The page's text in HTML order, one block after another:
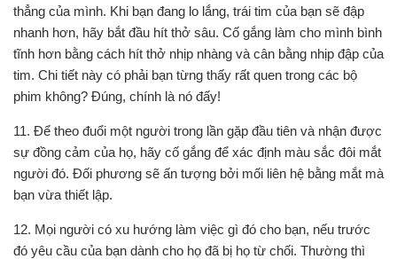
thẳng của mình. Khi bạn đang lo lắng, trái tim của bạn sẽ đập
nhanh hơn, hãy bắt đầu hít thở sâu. Cố gắng làm cho mình bình
tĩnh hơn bằng cách hít thở nhịp nhàng và cân bằng nhịp đập của
tim. Chi tiết này có phải bạn từng thấy rất quen trong các bộ
phim không? Đúng, chính là nó đấy!
11. Để theo đuổi một người trong lần gặp đầu tiên và nhận được
sự đồng cảm của họ, hãy cố gắng để xác định màu sắc đôi mắt
người đó. Đối phương sẽ ấn tượng bởi mối liên hệ bằng mắt mà
bạn vừa thiết lập.
12. Mọi người có xu hướng làm việc gì đó cho bạn, nếu trước
đó yêu cầu của bạn dành cho họ đã bị họ từ chối. Thường thì